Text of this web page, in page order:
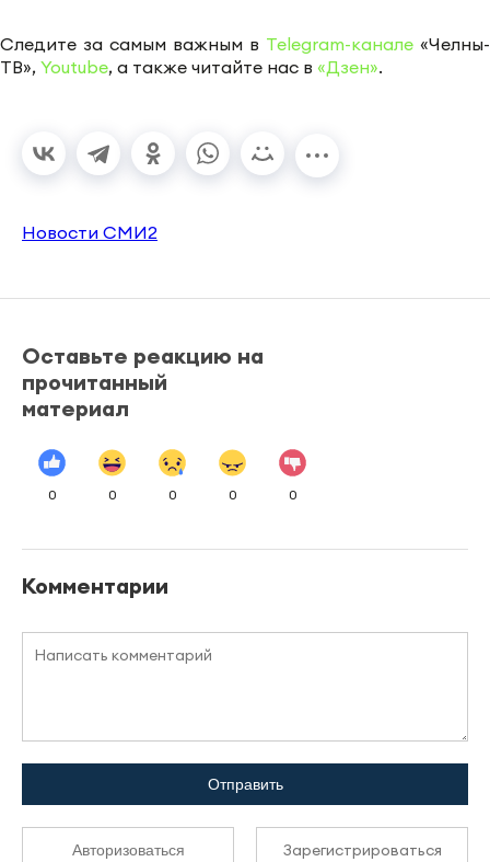
Следите за самым важным в Telegram-канале «Челны-
ТВ», Youtube, а также читайте нас в «Дзен».
Новости СМИ2
Оставьте реакцию на
прочитанный
материал
0 0 0 0 0
Комментарии
Отправить
Авторизоваться Зарегистрироваться